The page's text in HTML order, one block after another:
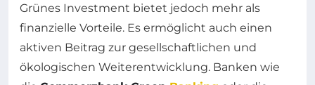
Grünes Investment bietet jedoch mehr als
finanzielle Vorteile. Es ermöglicht auch einen
aktiven Beitrag zur gesellschaftlichen und
ökologischen Weiterentwicklung. Banken wie